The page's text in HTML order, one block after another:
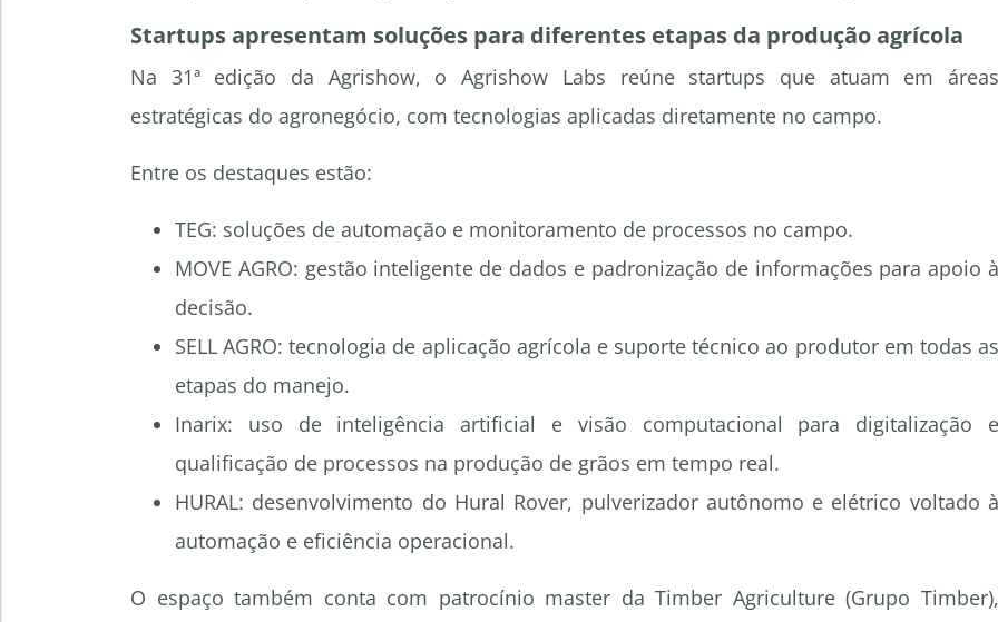
Startups apresentam soluções para diferentes etapas da produção agrícola
Na 31ª edição da Agrishow, o Agrishow Labs reúne startups que atuam em áreas
estratégicas do agronegócio, com tecnologias aplicadas diretamente no campo.
Entre os destaques estão:
TEG: soluções de automação e monitoramento de processos no campo.
MOVE AGRO: gestão inteligente de dados e padronização de informações para apoio à
decisão.
SELL AGRO: tecnologia de aplicação agrícola e suporte técnico ao produtor em todas as
etapas do manejo.
Inarix: uso de inteligência artificial e visão computacional para digitalização e
qualificação de processos na produção de grãos em tempo real.
HURAL: desenvolvimento do Hural Rover, pulverizador autônomo e elétrico voltado à
automação e eficiência operacional.
O espaço também conta com patrocínio master da Timber Agriculture (Grupo Timber),